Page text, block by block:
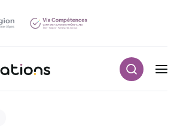
Navigation principale